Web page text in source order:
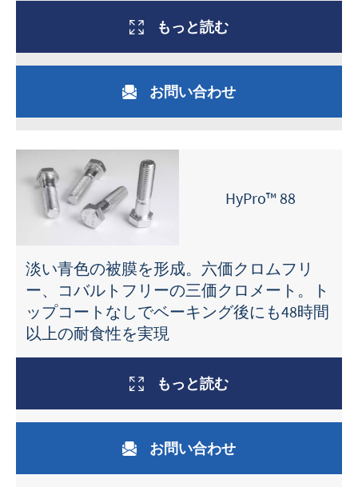
もっと読む
お問い合わせ
HyPro™ 88
淡い青色の被膜を形成。六価クロムフリ
ー、コバルトフリーの三価クロメート。ト
ップコートなしでベーキング後にも48時間
以上の耐食性を実現
もっと読む
お問い合わせ